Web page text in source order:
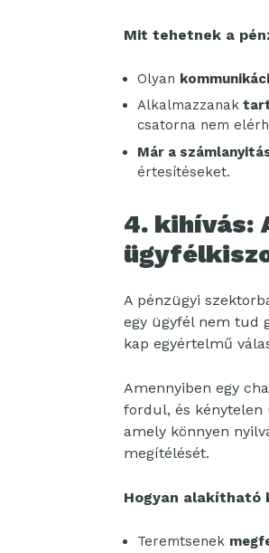
Mit tehetnek a
Olyan
Alkalmazzanak
csatorna nem
Már a
értesítéseket.
4. kihívás:
A pénzügyi
egy ügyfél nem tud
kap egyértelmű
Amennyiben egy
fordul, és kénytelen
amely könnyen
megítélését.
Hogyan alakítható
Teremtsenek